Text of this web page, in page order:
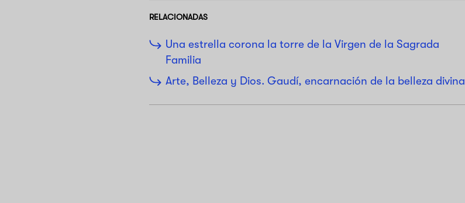
RELACIONADAS
Una estrella corona la torre de la Virgen de la Sagrada
Familia
Arte, Belleza y Dios. Gaudí, encarnación de la belleza divina